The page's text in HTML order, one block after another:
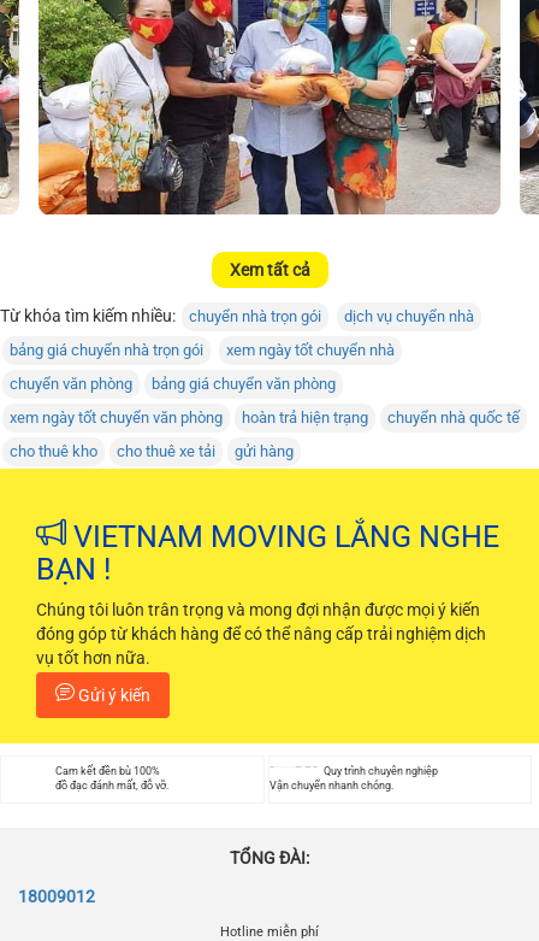
Xem tất cả
Từ khóa tìm kiếm nhiều: chuyển nhà trọn gói
dịch vụ chuyển nhà
bảng giá chuyển nhà trọn gói
xem ngày tốt chuyển nhà
chuyển văn phòng
bảng giá chuyển văn phòng
xem ngày tốt chuyển văn phòng
hoàn trả hiện trạng
chuyển nhà quốc tế
cho thuê kho
cho thuê xe tải gửi hàng
VIETNAM MOVING LẮNG NGHE
BẠN !
Chúng tôi luôn trân trọng và mong đợi nhận được mọi ý kiến
đóng góp từ khách hàng để có thể nâng cấp trải nghiệm dịch
vụ tốt hơn nữa.
Gửi ý kiến
Cam kết đền bù 100%
đồ đạc đánh mất, đỗ vỡ.
Quy trình chuyên nghiệp
Vận chuyển nhanh chóng.
TỔNG ĐÀI:
18009012
Hotline miễn phí